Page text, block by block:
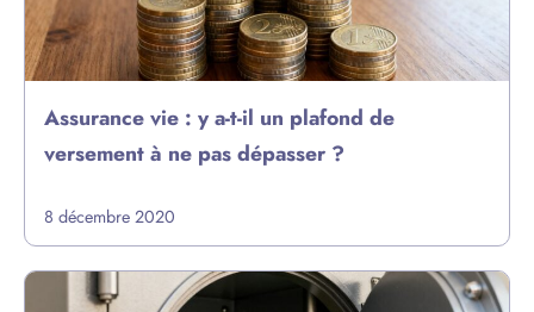
Assurance vie : y a-t-il un plafond de
versement à ne pas dépasser ?
8 décembre 2020